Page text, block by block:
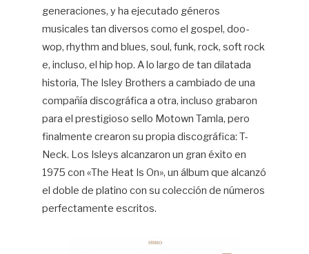
generaciones, y ha ejecutado géneros
musicales tan diversos como el gospel, doo-
wop, rhythm and blues, soul, funk, rock, soft rock
e, incluso, el hip hop. A lo largo de tan dilatada
historia, The Isley Brothers a cambiado de una
compañía discográfica a otra, incluso grabaron
para el prestigioso sello Motown Tamla, pero
finalmente crearon su propia discográfica: T-
Neck. Los Isleys alcanzaron un gran éxito en
1975 con «The Heat Is On», un álbum que alcanzó
el doble de platino con su colección de números
perfectamente escritos.